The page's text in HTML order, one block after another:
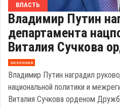
ВЛАСТЬ
Владимир Путин
департамента
Виталия Сучкова
эксклюзив
Владимир Путин наградил
национальной политики и
Виталия Сучкова орденом